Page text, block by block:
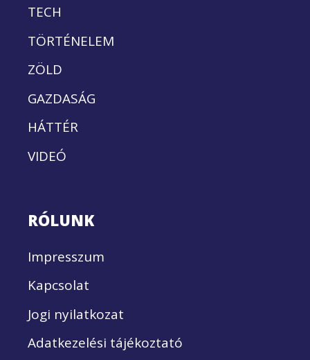
TECH
TÖRTÉNELEM
ZÖLD
GAZDASÁG
HÁTTÉR
VIDEÓ
RÓLUNK
Impresszum
Kapcsolat
Jogi nyilatkozat
Adatkezelési tájékoztató